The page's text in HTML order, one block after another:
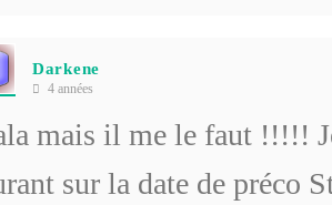
Darkene
4 années
mais il me le faut !!!!!
sur la date de préco